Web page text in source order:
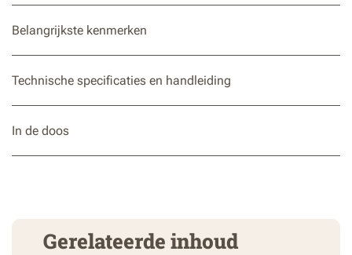
Belangrijkste kenmerken
Technische specificaties en handleiding
In de doos
Gerelateerde inhoud